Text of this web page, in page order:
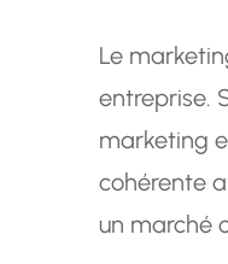
Le
entreprise.
marketing
cohérente
un marché